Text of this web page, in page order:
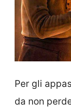
Per gli
da non